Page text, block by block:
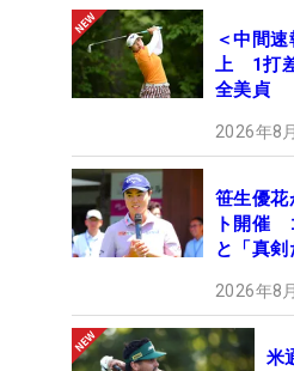
＜中間
上 1打差
全美貞
2026年8
笹生優花
ト開催
と「真剣
2026年8
米